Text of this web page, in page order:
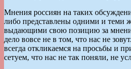
Мнения россиян на таких
либо представлены одними и теми
выдающими свою позицию за
дело вовсе не в том, что нас не
всегда откликаемся на просьбы и
сетуем, что нас не так поняли, не